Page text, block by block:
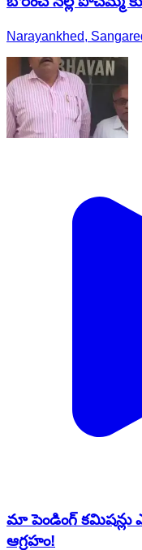
Narayankhed,
మా పెండింగ్ కమిషన్లు
ఆగ్రహం!